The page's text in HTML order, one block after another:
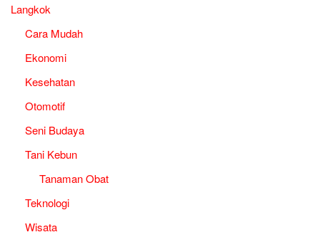
Langkok
Cara Mudah
Ekonomi
Kesehatan
Otomotif
Seni Budaya
Tani Kebun
Tanaman Obat
Teknologi
Wisata